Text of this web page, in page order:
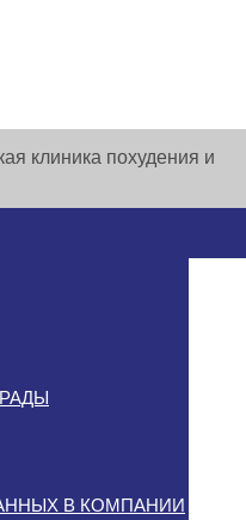
клиника похудения и
В КОМПАНИИ